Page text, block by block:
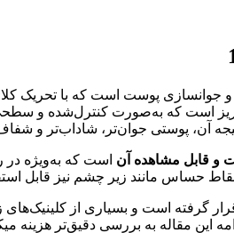
جوانسازی پوست است که با تحریک
ریز است که به‌صورت کنترل‌شده و
آن، پوستی جوان‌تر، شاداب‌تر و
و قابل‌ مشاهده آن است که به‌ویژه در
حساس مانند زیر چشم نیز قابل
گرفته است و بسیاری از
به بررسی دقیق‌تر هزینه میکرونیدلینگ